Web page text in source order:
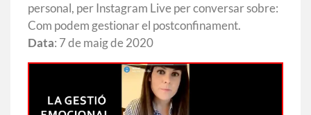
personal, per Instagram Live per conversar sobre:
Com podem gestionar el postconfinament.
Data: 7 de maig de 2020